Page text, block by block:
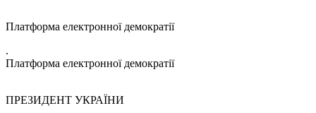
Платформа електронної демократії
.
Платформа електронної демократії
ПРЕЗИДЕНТ УКРАЇНИ